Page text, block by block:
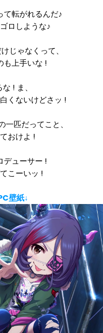
て転がれるんだ♪
ロしような♪
じゃなくって、
も上手いな !
! ま、
くないけどさッ !
匹だってこと、
おけよ !
デューサー !
こーいッ !
壁紙↓